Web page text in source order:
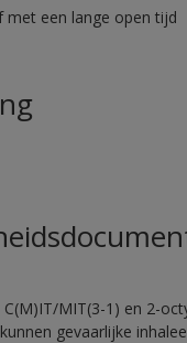
met een lange open tijd
MIT(3-1) en 2-
gevaarlijke